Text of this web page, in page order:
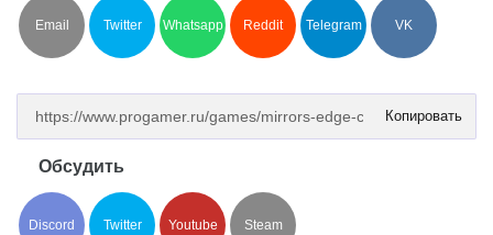
Email Twitter Whatsapp Reddit Telegram VK
Копировать
Обсудить
Discord Twitter Youtube Steam